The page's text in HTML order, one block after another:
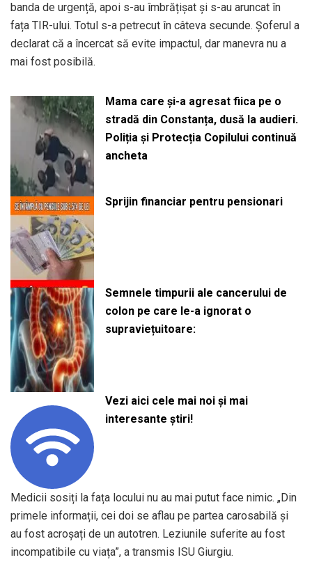
banda de urgență, apoi s-au îmbrățișat și s-au aruncat în
fața TIR-ului. Totul s-a petrecut în câteva secunde. Șoferul a
declarat că a încercat să evite impactul, dar manevra nu a
mai fost posibilă.
Mama care și-a agresat fiica pe o
stradă din Constanța, dusă la audieri.
Poliția și Protecția Copilului continuă
ancheta
Sprijin financiar pentru pensionari
Semnele timpurii ale cancerului de
colon pe care le-a ignorat o
supraviețuitoare:
Vezi aici cele mai noi și mai
interesante știri!
Medicii sosiți la fața locului nu au mai putut face nimic. „Din
primele informații, cei doi se aflau pe partea carosabilă și
au fost acroșați de un autotren. Leziunile suferite au fost
incompatibile cu viața”, a transmis ISU Giurgiu.